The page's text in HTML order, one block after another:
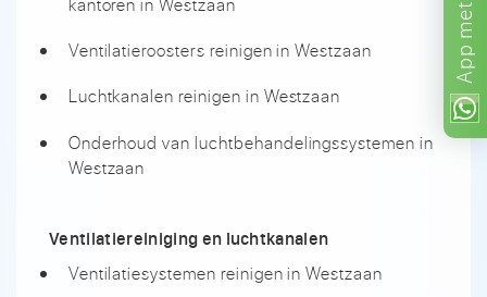
App
met
Ventilatieroosters reinigen in Westzaan
Luchtkanalen reinigen in Westzaan
Onderhoud van luchtbehandelingssystemen in
Westzaan
Ventilatiereiniging en luchtkanalen
Ventilatiesystemen reinigen in Westzaan